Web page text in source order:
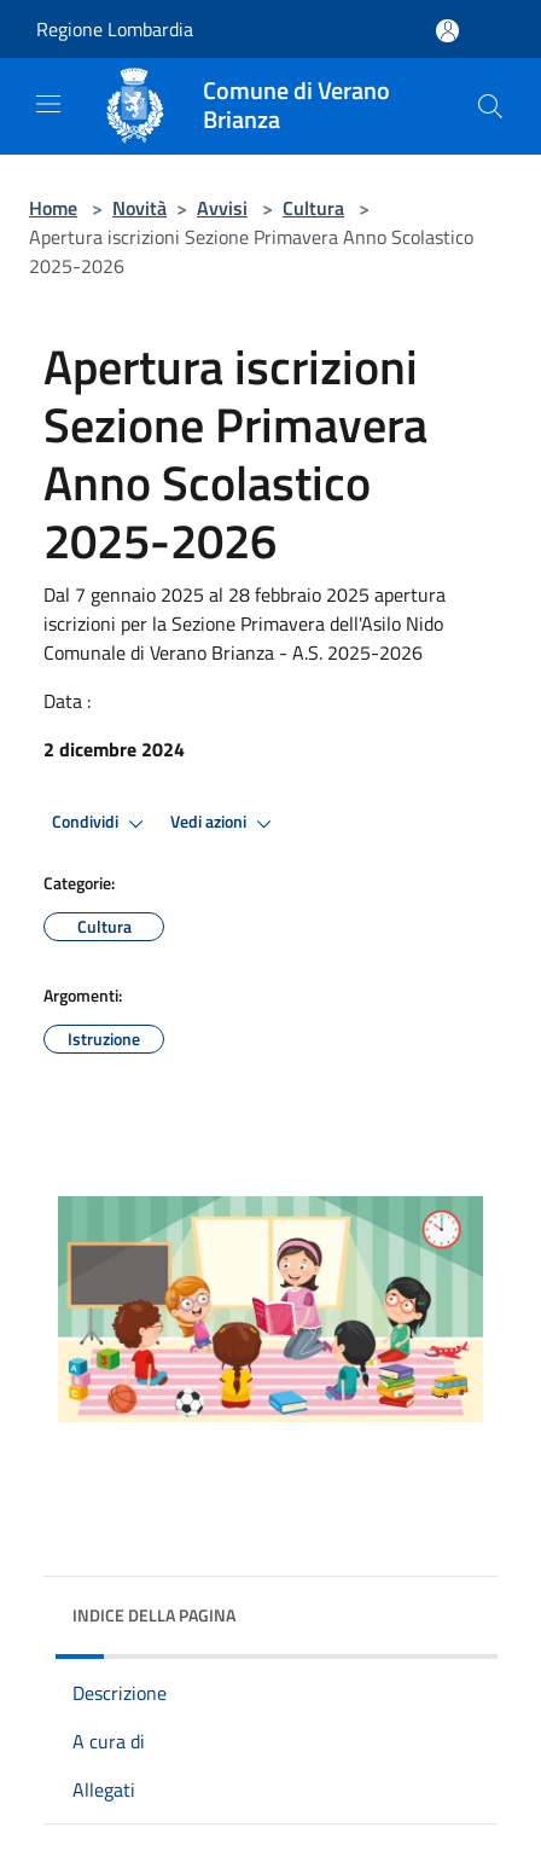
Regione Lombardia
Comune di Verano
Brianza
Home > Novità > Avvisi > Cultura >
Apertura iscrizioni Sezione Primavera Anno Scolastico
2025-2026
Apertura iscrizioni
Sezione Primavera
Anno Scolastico
2025-2026
Dal 7 gennaio 2025 al 28 febbraio 2025 apertura
iscrizioni per la Sezione Primavera dell'Asilo Nido
Comunale di Verano Brianza - A.S. 2025-2026
Data :
2 dicembre 2024
Condividi Vedi azioni
Categorie:
Cultura
Argomenti:
Istruzione
INDICE DELLA PAGINA
Descrizione
A cura di
Allegati